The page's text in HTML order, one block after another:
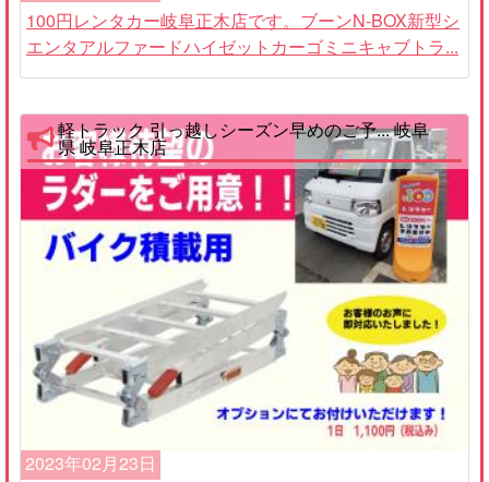
100円レンタカー岐阜正木店です。ブーンN-BOX新型シ
エンタアルファードハイゼットカーゴミニキャブトラ...
軽トラック 引っ越しシーズン早めのご予... 岐阜
県 岐阜正木店
2023年02月23日